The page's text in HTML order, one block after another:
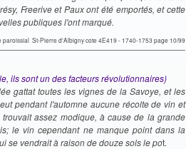
Freerive et Paux ont été emportés, et cette
publiques l'ont marqué.
paroissial St-Pierre d'Albigny cote 4E419 - 1740-1753 page 10/99
ils sont un des facteurs révolutionnaires)
gattat toutes les vignes de la Savoye, et les
pendant l'automne aucune récolte de vin et
assez modique, à cause de la grande
le vin cependant ne manque point dans la
se vendrait à raison de douze sols le pot.